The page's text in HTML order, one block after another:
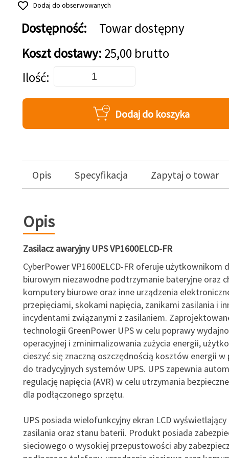
Dodaj do obserwowanych
Dostępność:
Towar dostępny
Koszt dostawy: 25,00 brutto
Dodaj do koszyka
Ilość
Dodaj do koszyka
Opis Specyfikacja Zapytaj o towar
Opis
Zasilacz awaryjny UPS VP1600ELCD-FR
CyberPower VP1600ELCD-FR oferuje użytkownikom
biurowym niezawodne podtrzymanie bateryjne oraz
komputery biurowe oraz inne urządzenia
przepięciami, skokami napięcia, zanikami zasilania i
incydentami związanymi z zasilaniem.
technologii GreenPower UPS w celu poprawy
operacyjnej i zminimalizowania zużycia energii,
cieszyć się znaczną oszczędnością kosztów energii w
do tradycyjnych systemów UPS. UPS zapewnia
regulację napięcia (AVR) w celu utrzymania
dla podłączonego sprzętu.
UPS posiada wielofunkcyjny ekran LCD
zasilania oraz stanu baterii. Produkt posiada
sieciowego o wysokiej przepustowości aby